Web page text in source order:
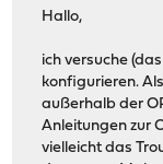
Hallo,
ich versuche
konfigurieren.
außerhalb der
Anleitungen zur
vielleicht das